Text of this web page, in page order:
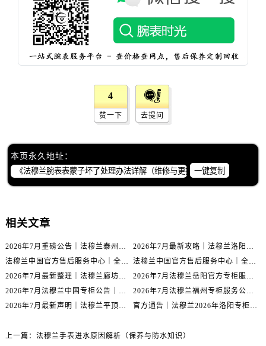
北京市东城区东长安街1号王府井东方广场W3座6层602室法穆兰售后服务中心（需提前预约）
内蒙古自治区巴彦淖尔市临河区新华街法穆兰售后服务中心（需提前预约）
内蒙古自治区锡林郭勒盟市锡林浩特市光明街与额尔敦路交叉口法穆兰售后服务中心（需提前预约）
山西省吕梁市离石区永宁中路与建设街交叉口法穆兰售后服务中心（需提前预约）
山西省朔州市朔城区怡西路与鄯阳西街交汇处法穆兰售后服务中心（需提前预约）
4
赞一下 去提问
本页永久地址：
一键复制
相关文章
2026年7月重磅公告｜法穆兰泰州官方专柜服务热线攻略，权威信息一表清
2026年7月最新攻略｜法穆兰洛阳专柜官方客服电话与门店信息一网打尽
法穆兰中国官方售后服务中心｜全部地址与售后服务电话权威信息通知（2026年7月最新）
法穆兰中国官方售后服务中心｜全部网点地址与热线权威信息通告（2026年7月最新）
2026年7月最新整理｜法穆兰廊坊官方专柜名录及客户服务电话，一篇看懂！
2026年7月法穆兰岳阳官方专柜服务热线公告｜附客户服务联系最新指南
2026年7月法穆兰中国专柜公告｜官方客服电话与专柜索引同步
2026年7月法穆兰福州专柜服务公告｜官方客服电话与门店信息同步核验
2026年7月最新声明｜法穆兰平顶山官方专柜服务热线更新，客户服务指南
官方通告｜法穆兰2026年洛阳专柜客户服务热线升级，7月最新信息已发布
上一篇： 法穆兰手表进水原因解析（保养与防水知识）